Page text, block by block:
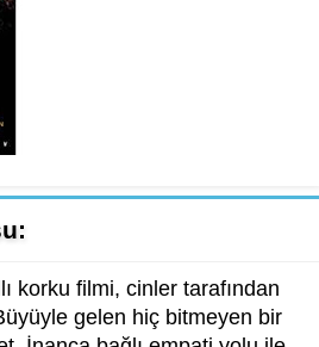
korku filmi, cinler tarafından
gelen hiç bitmeyen bir